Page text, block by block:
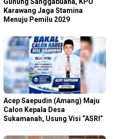
Karawang Jaga Stamina
Menuju Pemilu 2029
Acep Saepudin (Amang) Maju
Calon Kepala Desa
Sukamanah, Usung Visi “ASRI”